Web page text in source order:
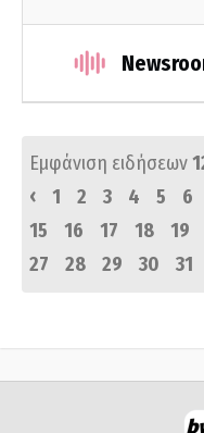
Εμφάνιση ειδήσεων
‹
1 2 3 4 5 6
15
16 17 18 19
27
28 29 30 31